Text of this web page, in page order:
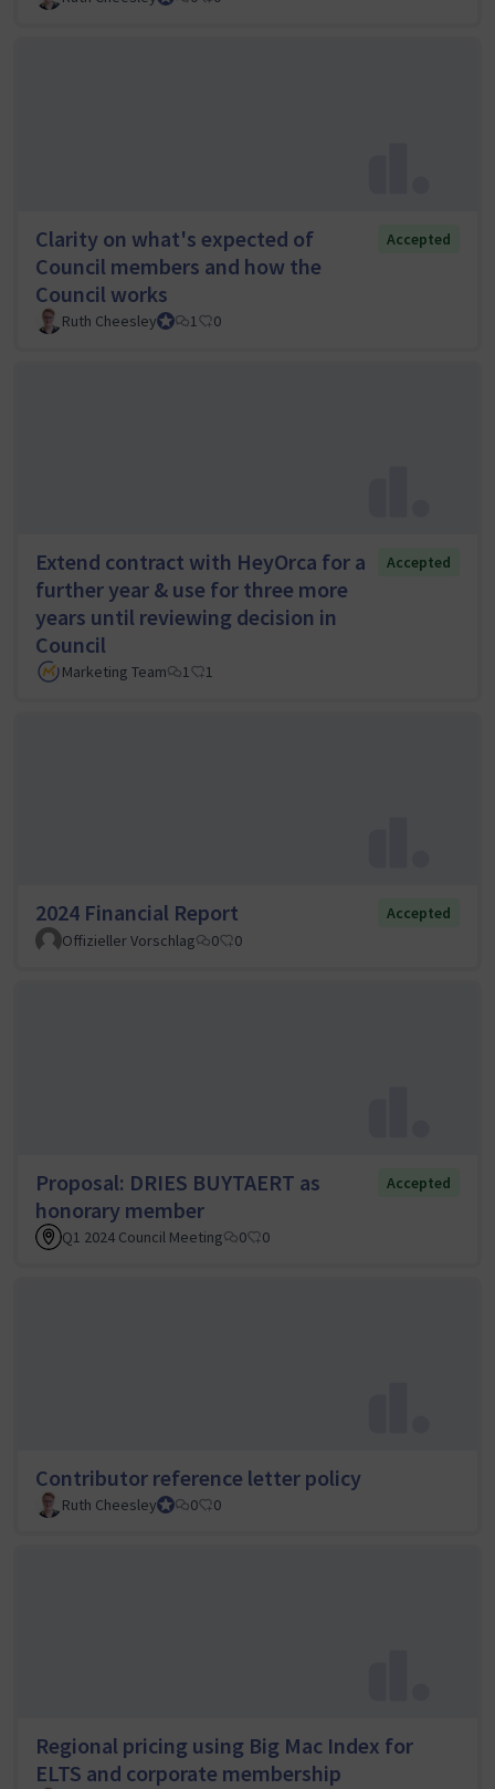
Clarity on what's expected of
Council members and how the
Council works
Accepted
Ruth CheesleyMautic Project Lead
1 0
Extend contract with HeyOrca for a
further year & use for three more
years until reviewing decision in
Council
Accepted
Marketing Team 1 1
2024 Financial Report
Accepted
Offizieller Vorschlag
0 0
Proposal: DRIES BUYTAERT as
honorary member
Accepted
Q1 2024 Council Meeting 0 0
Contributor reference letter policy
Ruth CheesleyMautic Project Lead
0 0
Regional pricing using Big Mac Index for
ELTS and corporate membership